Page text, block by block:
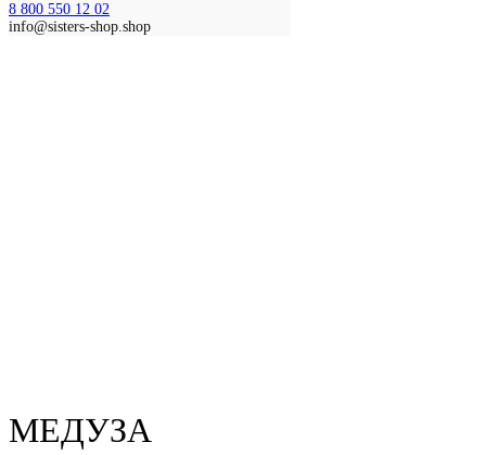
8 800 550 12 02
info@sisters-shop.shop
МЕДУЗА